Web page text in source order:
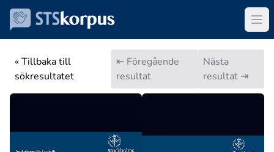
« Tillbaka till
sökresultatet
⇤ Föregående
resultat
Nästa
resultat ⇥